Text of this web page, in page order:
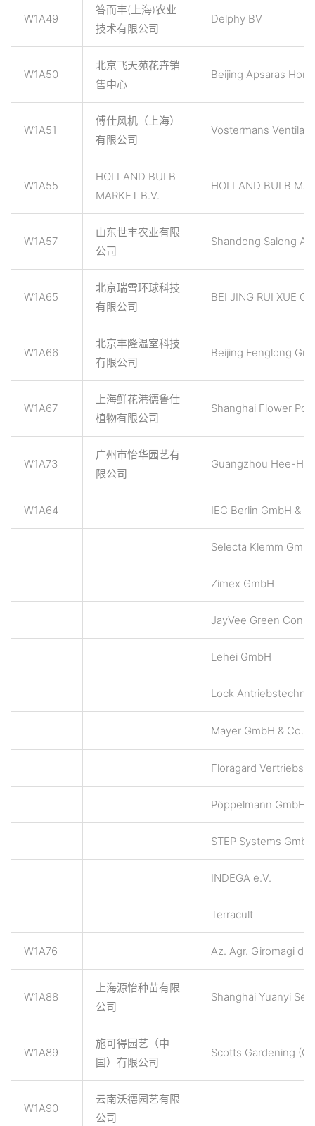
W1A49
答而丰(上海)农业
技术有限公司
Delphy BV
W1A50
北京飞天苑花卉销
售中心
Beijing Apsaras
W1A51
傅仕风机（上海）
有限公司
Vostermans
W1A55
HOLLAND BULB
MARKET B.V.
HOLLAND BULB
W1A57
山东世丰农业有限
公司
Shandong Salong
W1A65
北京瑞雪环球科技
有限公司
BEI JING RUI XUE
W1A66
北京丰隆温室科技
有限公司
Beijing Fenglong
W1A67
上海鲜花港德鲁仕
植物有限公司
Shanghai Flower
W1A73
广州市怡华园艺有
限公司
Guangzhou
W1A64 IEC Berlin GmbH &
Selecta Klemm
Zimex GmbH
JayVee Green
Lehei GmbH
Lock
Mayer GmbH & Co.
Floragard Vertriebs
Pöppelmann GmbH
STEP Systems GmbH
INDEGA e.V.
Terracult
W1A76 Az. Agr. Giromagi di
W1A88
上海源怡种苗有限
公司
Shanghai Yuanyi
W1A89
施可得园艺（中
国）有限公司
Scotts Gardening
W1A90
云南沃德园艺有限
公司